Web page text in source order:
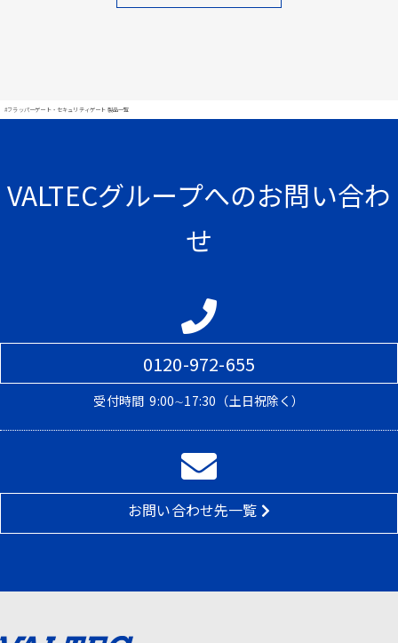
#フラッパーゲート・セキュリティゲート 製品一覧
VALTECグループへのお問い合わ
せ
0120-972-655
受付時間 9:00∼17:30（土日祝除く）
お問い合わせ先一覧